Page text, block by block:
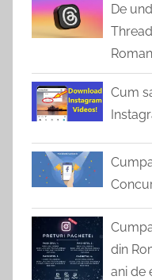
De
Cum
din
ani de